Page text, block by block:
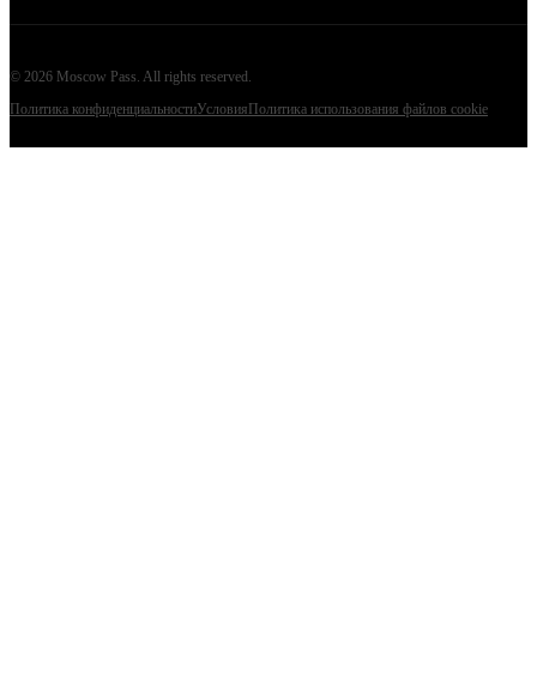
© 2026 Moscow Pass. All rights reserved.
Политика конфиденциальностиУсловия Политика использования файлов cookie